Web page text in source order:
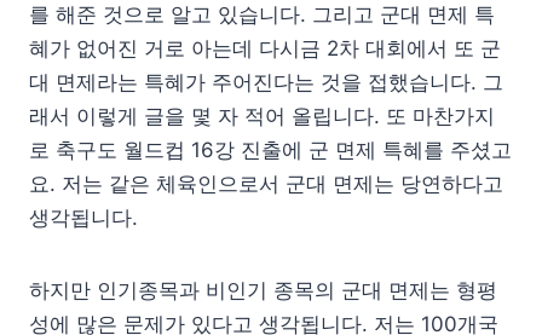
를 해준 것으로 알고 있습니다. 그리고 군대 면제 특
혜가 없어진 거로 아는데 다시금 2차 대회에서 또 군
대 면제라는 특혜가 주어진다는 것을 접했습니다. 그
래서 이렇게 글을 몇 자 적어 올립니다. 또 마찬가지
로 축구도 월드컵 16강 진출에 군 면제 특혜를 주셨고
요. 저는 같은 체육인으로서 군대 면제는 당연하다고
생각됩니다.
하지만 인기종목과 비인기 종목의 군대 면제는 형평
성에 많은 문제가 있다고 생각됩니다. 저는 100개국